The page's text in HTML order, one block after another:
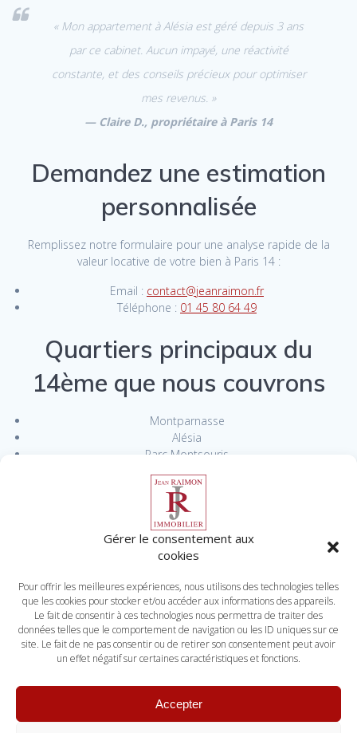
Gérer le consentement aux
cookies
Pour offrir les meilleures expériences, nous utilisons des technologies telles
que les cookies pour stocker et/ou accéder aux informations des appareils.
Le fait de consentir à ces technologies nous permettra de traiter des
données telles que le comportement de navigation ou les ID uniques sur ce
site. Le fait de ne pas consentir ou de retirer son consentement peut avoir
un effet négatif sur certaines caractéristiques et fonctions.
Accepter
« Mon appartement à Alésia est géré depuis 3 ans
par ce cabinet. Aucun impayé, une réactivité
constante, et des conseils précieux pour optimiser
mes revenus. »
— Claire D., propriétaire à Paris 14
Demandez une estimation
personnalisée
Remplissez notre formulaire pour une analyse rapide de la
valeur locative de votre bien à Paris 14 :
Email : contact@jeanraimon.fr
Téléphone : 01 45 80 64 49
Quartiers principaux du
14ème que nous couvrons
Montparnasse
Alésia
Parc Montsouris
Plaisance
Petit Montrouge
Confiez votre bien à notre cabinet d’administration de biens à
Paris 14 pour une gestion efficace, sûre et transparente.
© 2026
Politique de cookies (UE)